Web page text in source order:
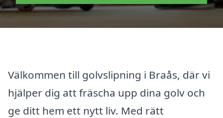
Välkommen till golvslipning i Braås, där vi
hjälper dig att fräscha upp dina golv och
ge ditt hem ett nytt liv. Med rätt